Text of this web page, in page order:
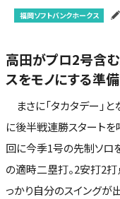
福岡ソフトバンクホークス
高田がプロ2号含
スをモノにする準備
まさに「タカタデー」と
に後半戦連勝スタート
回に今季1号の先制ソロ
の適時二塁打。2安打2打
っかり自分のスイングが